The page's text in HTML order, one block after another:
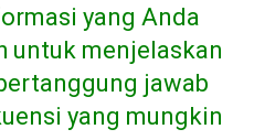
yang Anda
untuk menjelaskan
jawab
yang mungkin